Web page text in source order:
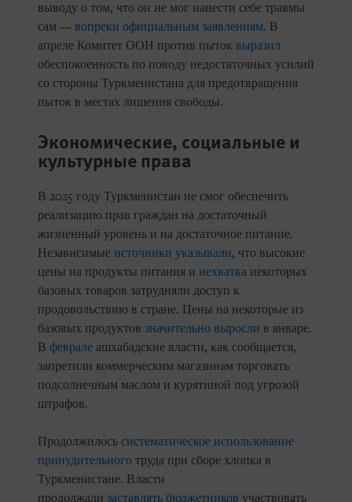
выводу о том, что он не мог нанести себе травмы
сам — вопреки официальным заявлениям. В
апреле Комитет ООН против пыток выразил
обеспокоенность по поводу недостаточных усилий
со стороны Туркменистана для предотвращения
пыток в местах лишения свободы.
Экономические, социальные и
культурные права
В 2025 году Туркменистан не смог обеспечить
реализацию прав граждан на достаточный
жизненный уровень и на достаточное питание.
Независимые источники указывали, что высокие
цены на продукты питания и нехватка некоторых
базовых товаров затрудняли доступ к
продовольствию в стране. Цены на некоторые из
базовых продуктов значительно выросли в январе.
В феврале ашхабадские власти, как сообщается,
запретили коммерческим магазинам торговать
подсолнечным маслом и курятиной под угрозой
штрафов.
Продолжилось систематическое использование
принудительного труда при сборе хлопка в
Туркменистане. Власти
продолжали заставлять бюджетников участвовать